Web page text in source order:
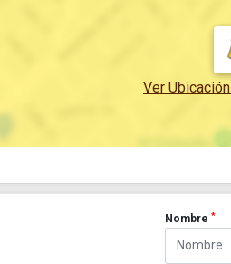
Ver Ubicación
Nombre*